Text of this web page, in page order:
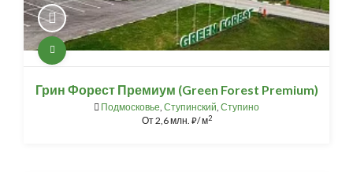
Грин Форест Премиум (Green Forest Premium)
Подмосковье, Ступинский, Ступино
От2,6 млн. ⃏/ м2